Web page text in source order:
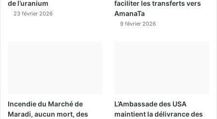
de l’uranium
23 février 2026
faciliter les transferts vers
AmanaTa
9 février 2026
Incendie du Marché de
Maradi, aucun mort, des
L’Ambassade des USA
maintient la délivrance des